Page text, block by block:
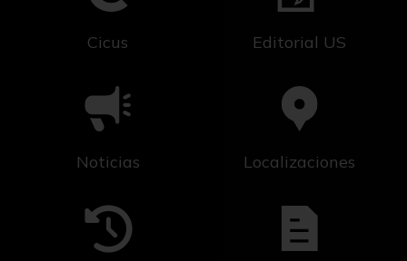
Cicus Editorial US
Noticias Localizaciones